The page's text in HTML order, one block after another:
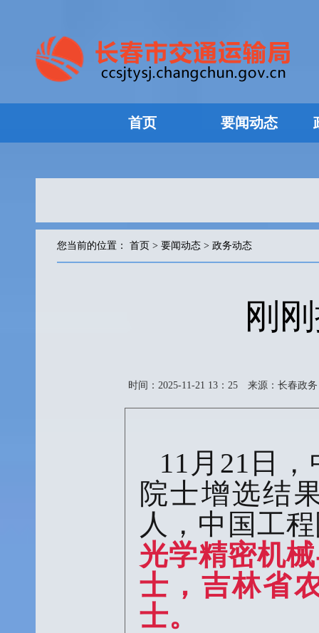
首页 要闻动态
您当前的位置： 首页 > 要闻动态 > 政务动态
刚
时间：2025-11-21 13：25 来源：长春政务
11月21日，
院士增选结
人，中国工
光学精密机
士，吉林省
士。